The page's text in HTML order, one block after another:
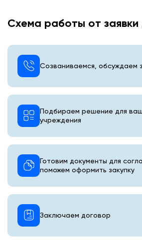
Схема работы от заявки
Созваниваемся, обсуждаем
Подбираем решение для
учреждения
Готовим документы для
поможем оформить закупку
Заключаем договор